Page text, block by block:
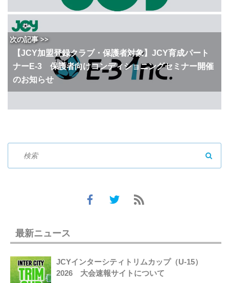
次の記事 >>
【JCY加盟登録クラブ・保護者対象】JCY育成パート
ナーE-3 保護者向けコンディショニングセミナー開催
のお知らせ
最新ニュース
JCYインターシティトリムカップ（U-15）
2026 大会速報サイトについて